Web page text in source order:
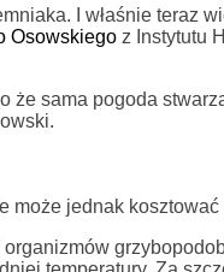
I właśnie teraz
Osowskiegoz Instytutu
że sama pogoda
może jednak